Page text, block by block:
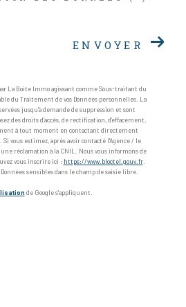
ENVOYER
La Boite Immo agissant comme Sous-traitant du
du Traitement de vos Données personnelles. La
jusqu'à demande de suppression et sont
des droits d’accès, de rectification, d’effacement,
à tout moment en contactant directement
vous estimez, après avoir contacté l'Agence / le
réclamation à la CNIL. Nous vous informons de
vous inscrire ici : https://www.bloctel.gouv.fr.
sensibles dans le champ de saisie libre.
de Google s'appliquent.